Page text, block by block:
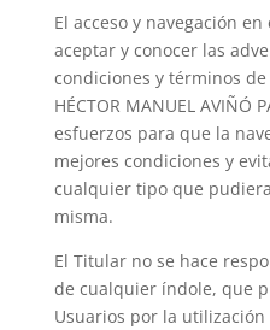
El acceso y navegación en
aceptar y conocer las
condiciones y términos
HÉCTOR MANUEL AVIÑÓ
esfuerzos para que la
mejores condiciones y
cualquier tipo que
misma.
El Titular no se hace
de cualquier índole, que
Usuarios por la